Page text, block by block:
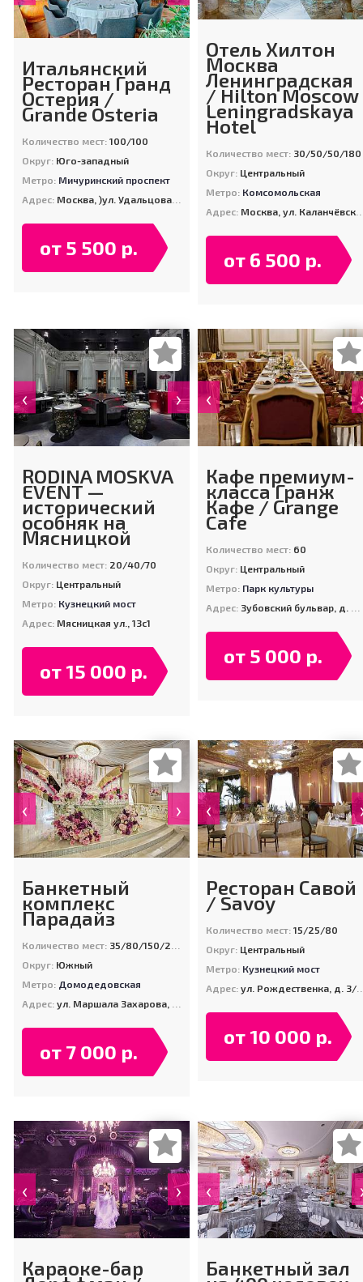
Итальянский
Ресторан Гранд
Остерия /
Grande Osteria
Количество мест:100/100
Округ: Юго-западный
Метро: Мичуринский проспект
Адрес: Москва, )ул. Удальцова, 85Б
от 5 500 р.
Отель Хилтон
Москва
Ленинградская
/ Hilton Moscow
Leningradskaya
Hotel
Количество мест: 30/50/50/180
Округ: Центральный
Метро: Комсомольская
Адрес: Москва, ул. Каланчёвская, д. 21/40
от 6 500 р.
‹ ›
RODINA MOSKVA
EVENT —
исторический
особняк на
Мясницкой
Количество мест: 20/40/70
Округ: Центральный
Метро: Кузнецкий мост
Адрес: Мясницкая ул., 13с1
от 15 000 р.
‹
Кафе премиум-
класса Гранж
Кафе / Grange
Cafe
Количество мест: 60
Округ: Центральный
Метро: Парк культуры
Адрес: Зубовский бульвар, д. 22/39
от 5 000 р.
‹ ›
Банкетный
комплекс
Парадайз
Количество мест: 35/80/150/220/600
Округ: Южный
Метро: Домодедовская
Адрес:ул. Маршала Захарова, д. 6, корп. 1
от 7 000 р.
‹
Ресторан Савой
/ Savoy
Количество мест: 15/25/80
Округ: Центральный
Метро: Кузнецкий мост
Адрес: ул. Рождественка, д. 3/6, стр. 1
от 10 000 р.
‹ ›
Караоке-бар
‹
Банкетный зал